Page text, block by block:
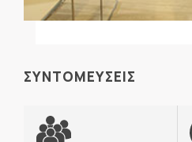
ΣΥΝΤΟΜΕΥΣΕΙΣ